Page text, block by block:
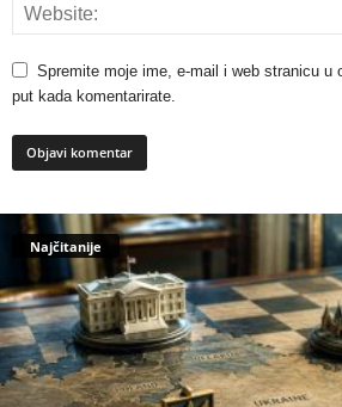
Spremite moje ime, e-mail i web stranicu u
put kada komentarirate.
Najčitanije